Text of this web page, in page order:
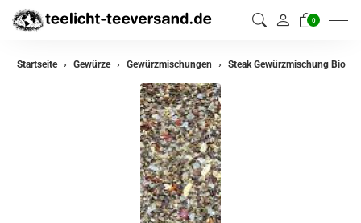
0
zurück
Startseite Gewürze Gewürzmischungen Steak Gewürzmischung Bio